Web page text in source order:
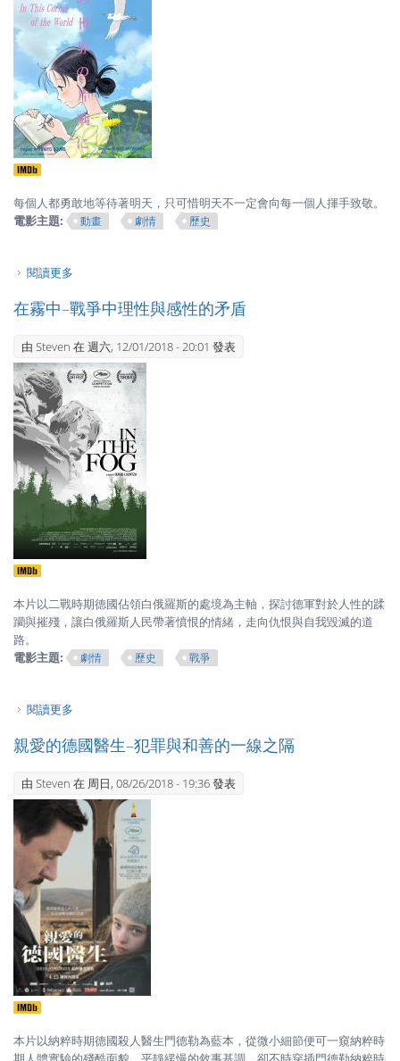
每個人都勇敢地等待著明天，只可惜明天不一定會向每一個人揮手致敬。
電影主題:
動畫 劇情 歷史
閱讀更多
在霧中–戰爭中理性與感性的矛盾
由 Steven 在 週六, 12/01/2018 - 20:01 發表
本片以二戰時期德國佔領白俄羅斯的處境為主軸，探討德軍對於人性的蹂
躪與摧殘，讓白俄羅斯人民帶著憤恨的情緒，走向仇恨與自我毀滅的道
路。
電影主題:
劇情 歷史 戰爭
閱讀更多
親愛的德國醫生–犯罪與和善的一線之隔
由 Steven 在 周日, 08/26/2018 - 19:36 發表
本片以納粹時期德國殺人醫生門德勒為藍本，從微小細節便可一窺納粹時